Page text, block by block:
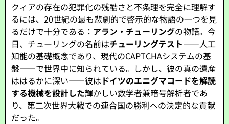
クィアの存在の犯罪化の残酷さと不条理を完全に理解す
るには、20世紀の最も悲劇的で啓示的な物語の一つを見
るだけで十分である： アラン・チューリングの物語。今
日、チューリングの名前はチューリングテスト——人工
知能の基礎概念であり、現代のCAPTCHAシステムの基
盤——で世界中に知られている。しかし、彼の真の遺産
ははるかに深い——彼は ドイツのエニグマコードを解読
する機械を設計した輝かしい数学者兼暗号解析者であ
り、第二次世界大戦での連合国の勝利への決定的な貢献
だった。